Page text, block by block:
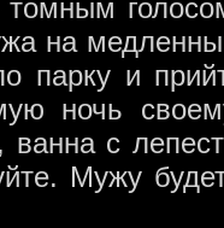
томным
на
парку и
ночь
ванна с
Мужу